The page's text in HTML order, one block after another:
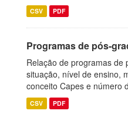
CSV PDF
Programas de pós-
Relação de programas de
situação, nível de ensino,
conceito Capes e número
CSV PDF